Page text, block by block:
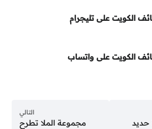
الكويت على تليجرام
الكويت على واتساب
التالي
مجموعة الملا تطرح